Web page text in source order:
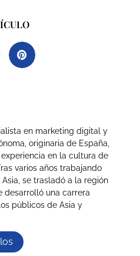
en marketing digital y
originaria de España,
en la cultura de
varios años trabajando
se trasladó a la región
desarrolló una carrera
públicos de Asia y